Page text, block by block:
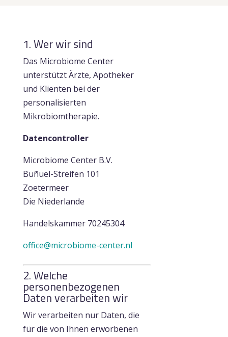
1. Wer wir sind
Das Microbiome Center
unterstützt Ärzte, Apotheker
und Klienten bei der
personalisierten
Mikrobiomtherapie.
Datencontroller
Microbiome Center B.V.
Buñuel-Streifen 101
Zoetermeer
Die Niederlande
Handelskammer 70245304
office@microbiome-center.nl
2. Welche
personenbezogenen
Daten verarbeiten wir
Wir verarbeiten nur Daten, die
für die von Ihnen erworbenen